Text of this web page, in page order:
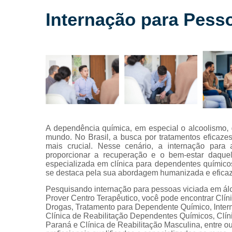
Internação
para
Internação
para
drogados
Internação
para
de drogas
Reabilitação
para
alcoólatras
Reabilitação
para
drogados
Reabilitação
para
viciados em
Internação para
A dependência química, em especial o
mundo. No Brasil, a busca por tratamentos
mais crucial. Nesse cenário, a internação para
proporcionar a recuperação e o bem-estar
especializada em clínica para dependentes
se destaca pela sua abordagem humanizada e
Pesquisando internação para pessoas viciada em
Prover Centro Terapêutico, você pode encontrar
Drogas, Tratamento para Dependente Químico,
Clínica de Reabilitação Dependentes Químicos,
Paraná e Clínica de Reabilitação Masculina, entre